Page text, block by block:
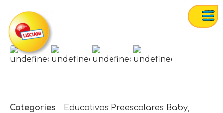
Categories Educativos Preescolares Baby,